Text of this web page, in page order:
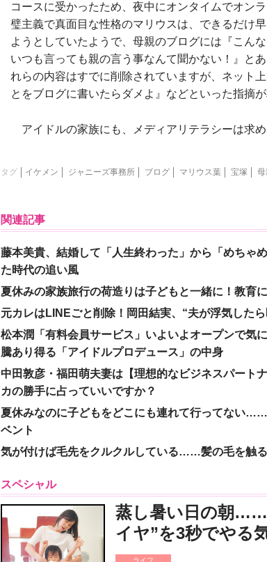
コースに受かったため、夜中にオンタイムでオン
璧主義で真面目な性格のマリウスは、できるだけ
ようとしていたようで、母親のブログには『こん
いつも言っても親の言う事なんて聞かない！』と
れらの内容はすでに削除されていますが、ネット
とをブログに書いたらダメよ』などといった指摘
アイドルの家族にも、メディアリテラシーは求め
タグ イケメン ジャニーズ事務所 ブログ マリウス葉 宝塚
関連記事
藤本美貴、結婚して「人生終わった」から「めちゃ
た時代の追い風
夏休みの家族旅行の荷造りは子どもと一緒に！教育
元カレはLINEごと削除！岡田結実、“夫が浮気した
松本潤「有料会員サービス」いよいよオープンで気
騰あり得る「アイドルプロデュース」の中身
中田敦彦・福田萌夫妻は【理想的なビジネスパート
カの勝手に占っていいですか？
夏休みなのに子どもをどこにも連れて行ってない
ベント
気が付けば毛先をクルクルしている……髪の毛を触
スペシャル
蒸し暑い日の朝……
イヤ”を3秒でやる
ライフ